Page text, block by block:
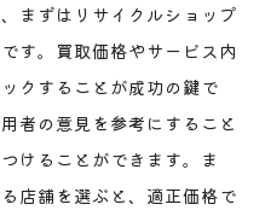
！地元の声を活かす方法
るための事前準備
とその効果
辺での買取体験談
きポイントとは
まずはリサイクルショップ
す。買取価格やサービス内
クすることが成功の鍵で
者の意見を参考にすること
けることができます。ま
店舗を選ぶと、適正価格で